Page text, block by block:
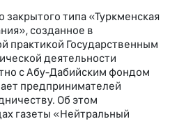
типа «Туркменская
созданное в
практикой Государственным
деятельности
с Абу-Дабийским фондом
предпринимателей
Об этом
газеты «Нейтральный